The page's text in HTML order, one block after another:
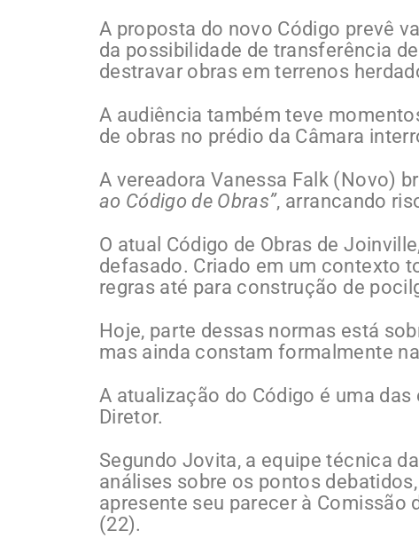
A proposta do novo Código prevê
da possibilidade de transferência
destravar obras em terrenos
A audiência também teve
de obras no prédio da Câmara
A vereadora Vanessa Falk (Novo)
ao Código de Obras”, arrancando
O atual Código de Obras de
defasado. Criado em um contexto
regras até para construção de
Hoje, parte dessas normas está
mas ainda constam formalmente
A atualização do Código é uma
Diretor.
Segundo Jovita, a equipe técnica
análises sobre os pontos
apresente seu parecer à Comissão
(22).